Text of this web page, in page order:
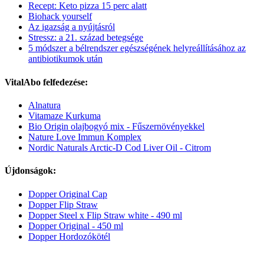
Recept: Keto pizza 15 perc alatt
Biohack yourself
Az igazság a nyújtásról
Stressz: a 21. század betegsége
5 módszer a bélrendszer egészségének helyreállításához az
antibiotikumok után
VitalAbo felfedezése:
Alnatura
Vitamaze Kurkuma
Bio Origin olajbogyó mix - Fűszernövényekkel
Nature Love Immun Komplex
Nordic Naturals Arctic-D Cod Liver Oil - Citrom
Újdonságok:
Dopper Original Cap
Dopper Flip Straw
Dopper Steel x Flip Straw white - 490 ml
Dopper Original - 450 ml
Dopper Hordozókötél